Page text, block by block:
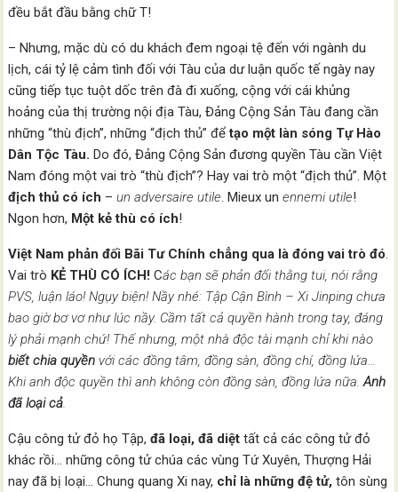
đều bắt đầu bằng chữ T!
– Nhưng, mặc dù có du khách đem ngoại tệ đến với ngành du
lịch, cái tỷ lệ cảm tình đối với Tàu của dư luận quốc tế ngày nay
cũng tiếp tục tuột dốc trên đà đi xuống, cộng với cái khủng
hoảng của thị trường nội địa Tàu, Đảng Cộng Sản Tàu đang cần
những “thù địch”, những “địch thủ” đểtạo một làn sóng Tự Hào
Dân Tộc Tàu. Do đó, Đảng Cộng Sản đương quyền Tàu cần Việt
Nam đóng một vai trò “thù địch”? Hay vai trò một “địch thủ”. Một
địch thủ có ích –un adversaire utile. Mieux unennemi utile!
Ngon hơn, Một kẻ thù có ích!
Việt Nam phản đối Bãi Tư Chính chẳng qua là đóng vai trò đó.
Vai trò KẺ THÙ CÓ ÍCH! Các bạn sẽ phản đối thằng tui, nói rằng
PVS, luận láo! Ngụy biện! Nầy nhé: Tập Cận Bình – Xi Jinping chưa
bao giờ bơ vơ như lúc nầy. Cầm tất cả quyền hành trong tay, đáng
lý phải mạnh chứ! Thế nhưng, một nhà độc tài mạnh chỉ khi nào
biết chia quyền với các đồng tâm, đồng sàn, đồng chí, đồng lứa…
Khi anh độc quyền thì anh không còn đồng sàn, đồng lứa nữa.Anh
đã loại cả.
Cậu công tử đỏ họ Tập,đã loại, đã diệt tất cả các công tử đỏ
khác rồi… những công tử chúa các vùng Tứ Xuyên, Thượng Hải
nay đã bị loại… Chung quang Xi nay, chỉ là những đệ tử, tôn sùng